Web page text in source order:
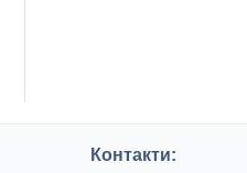
Контакти: